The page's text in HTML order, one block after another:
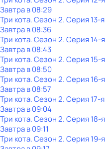
Завтра в 08:29
Три кота. Сезон 2. Серия 13-я
Завтра в 08:36
Три кота. Сезон 2. Серия 14-я
Завтра в 08:43
Три кота. Сезон 2. Серия 15-я
Завтра в 08:50
Три кота. Сезон 2. Серия 16-я
Завтра в 08:57
Три кота. Сезон 2. Серия 17-я
Завтра в 09:04
Три кота. Сезон 2. Серия 18-я
Завтра в 09:11
Три кота. Сезон 2. Серия 19-я